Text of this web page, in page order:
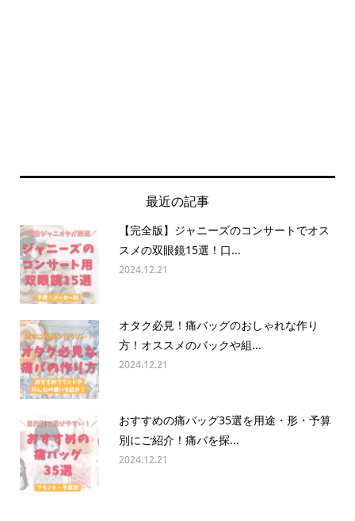
最近の記事
【完全版】ジャニーズのコンサートでオス
スメの双眼鏡15選！口...
2024.12.21
オタク必見！痛バッグのおしゃれな作り
方！オススメのバックや組...
2024.12.21
おすすめの痛バッグ35選を用途・形・予算
別にご紹介！痛バを探...
2024.12.21